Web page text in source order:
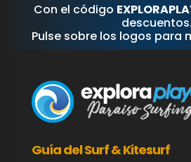
Con el código
descuentos.
Pulse sobre los logos para
Guía del Surf & Kitesurf